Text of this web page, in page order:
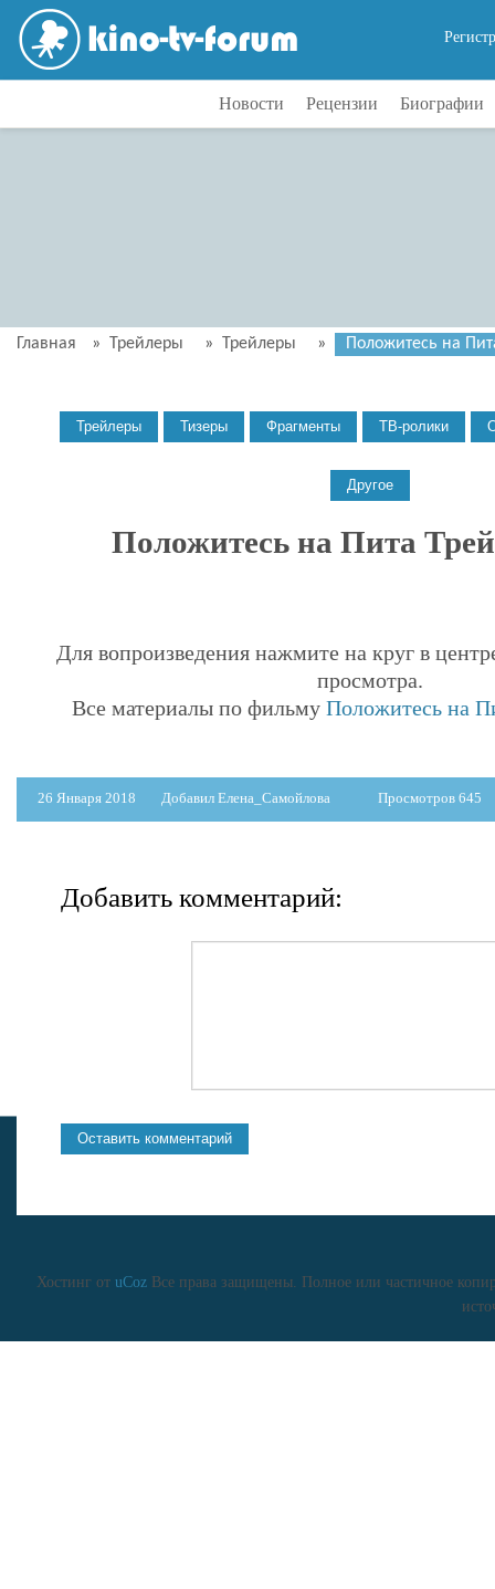
Новости Рецензии Биографии
Главная » Трейлеры » Трейлеры » Положитесь на
Положитесь на Пита
Для вопроизведения нажмите на круг в
просмотра.
Все материалы по фильму Положитесь на
26 Января 2018 Добавил Елена_Самойлова Просмотров 645
Добавить комментарий:
Хостинг от uCozВсе права защищены. Полное или частичное